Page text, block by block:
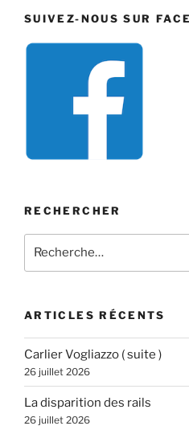
SUIVEZ-NOUS SUR
RECHERCHER
pour
ARTICLES RÉCENTS
Carlier Vogliazzo ( suite )
26 juillet 2026
La disparition des rails
26 juillet 2026